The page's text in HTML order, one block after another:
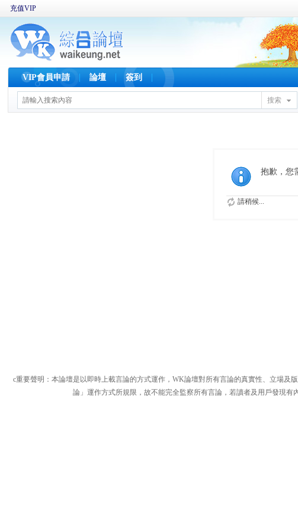
充值VIP
VIP會員申請 論壇 簽到
搜索
抱歉，您
請稍候...
c重要聲明：本論壇是以即時上載言論的方式運作，WK論壇對所有言論的真實性、立場
論」運作方式所規限，故不能完全監察所有言論，若讀者及用戶發現